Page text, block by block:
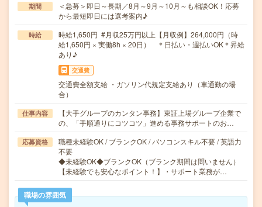
期間
＜急募＞即日～長期／8月～9月～10月～も相談OK！応募
から最短即日には選考案内♪
時給
時給1,650円 #月収25万円以上【月収例】264,000円（時
給1,650円 × 実働8h × 20日） ＊日払い・週払いOK＊昇給
あり♪
交通費
交通費全額支給 ・ガソリン代規定支給あり（車通勤の場
合）
仕事内容
【大手グループのカンタン事務】東証上場グループ企業で
の、「手順通りにコツコツ」進める事務サポートのお…
応募資格
職種未経験OK / ブランクOK / パソコンスキル不要 / 英語力
不要
◆未経験OK◆ブランクOK（ブランク期間は問いません）
【未経験でも安心なポイント！】・サポート業務が…
職場の雰囲気